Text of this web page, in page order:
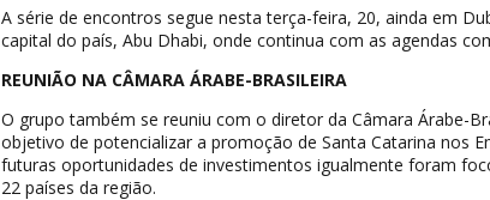
A série de encontros segue nesta terça-feira, 20, ainda em
capital do país, Abu Dhabi, onde continua com as agendas
REUNIÃO NA CÂMARA ÁRABE-BRASILEIRA
O grupo também se reuniu com o diretor da Câmara Árabe-
objetivo de potencializar a promoção de Santa Catarina nos
futuras oportunidades de investimentos igualmente foram
22 países da região.